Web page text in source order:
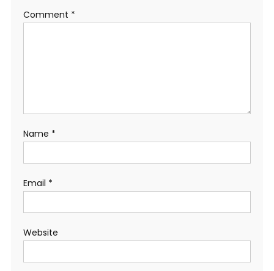
Comment *
Name *
Email *
Website